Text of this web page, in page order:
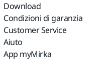
Download
Condizioni di garanzia
Customer Service
Aiuto
App myMirka